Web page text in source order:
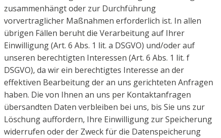
zusammenhängt oder zur Durchführung
vorvertraglicher Maßnahmen erforderlich ist. In allen
übrigen Fällen beruht die Verarbeitung auf Ihrer
Einwilligung (Art. 6 Abs. 1 lit. a DSGVO) und/oder auf
unseren berechtigten Interessen (Art. 6 Abs. 1 lit. f
DSGVO), da wir ein berechtigtes Interesse an der
effektiven Bearbeitung der an uns gerichteten Anfragen
haben. Die von Ihnen an uns per Kontaktanfragen
übersandten Daten verbleiben bei uns, bis Sie uns zur
Löschungauffordern, Ihre Einwilligung zur Speicherung
widerrufen oder der Zweck für die Datenspeicherung